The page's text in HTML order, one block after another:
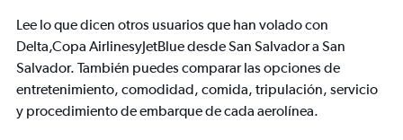
Lee lo que dicen otros usuarios que han volado con
Delta,Copa AirlinesyJetBlue desde San Salvador a San
Salvador. También puedes comparar las opciones de
entretenimiento, comodidad, comida, tripulación, servicio
y procedimiento de embarque de cada aerolínea.